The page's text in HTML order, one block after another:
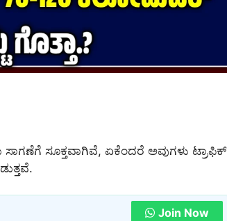
ಸಾಗಣೆಗೆ ಸೂಕ್ತವಾಗಿವೆ, ಏಕೆಂದರೆ ಅವುಗಳು ಟ್ರಾಫಿಕ್
Join Now